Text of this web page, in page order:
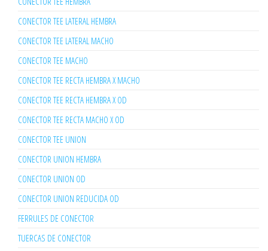
CONECTOR TEE LATERAL HEMBRA
CONECTOR TEE LATERAL MACHO
CONECTOR TEE MACHO
CONECTOR TEE RECTA HEMBRA X MACHO
CONECTOR TEE RECTA HEMBRA X OD
CONECTOR TEE RECTA MACHO X OD
CONECTOR TEE UNION
CONECTOR UNION HEMBRA
CONECTOR UNION OD
CONECTOR UNION REDUCIDA OD
FERRULES DE CONECTOR
TUERCAS DE CONECTOR